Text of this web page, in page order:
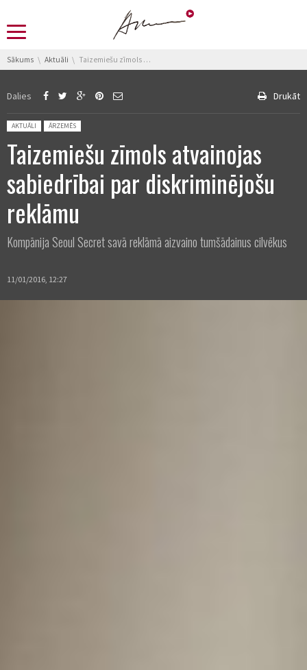
You are here:
Sākums Aktuāli Taizemiešu zīmols atvainojas sabiedrībai par diskriminējošu reklāmu
Dalies Drukāt
Posted in:
AKTUĀLI ĀRZEMĒS
Taizemiešu zīmols atvainojas
sabiedrībai par diskriminējošu
reklāmu
Kompānija Seoul Secret savā reklāmā aizvaino tumšādainus cilvēkus
11/01/2016, 12:27